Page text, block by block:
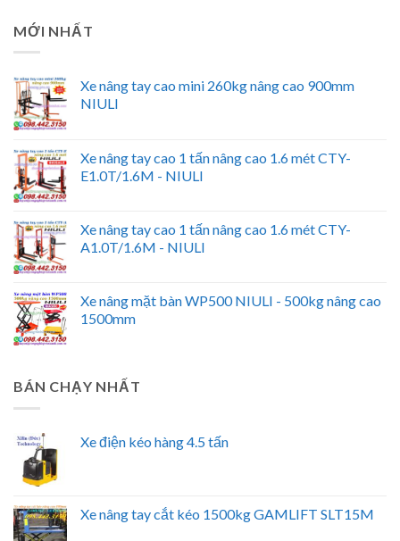
MỚI NHẤT
Xe nâng tay cao mini 260kg nâng cao 900mm
NIULI
Xe nâng tay cao 1 tấn nâng cao 1.6 mét CTY-
E1.0T/1.6M - NIULI
Xe nâng tay cao 1 tấn nâng cao 1.6 mét CTY-
A1.0T/1.6M - NIULI
Xe nâng mặt bàn WP500 NIULI - 500kg nâng cao
1500mm
BÁN CHẠY NHẤT
Xe điện kéo hàng 4.5 tấn
Xe nâng tay cắt kéo 1500kg GAMLIFT SLT15M